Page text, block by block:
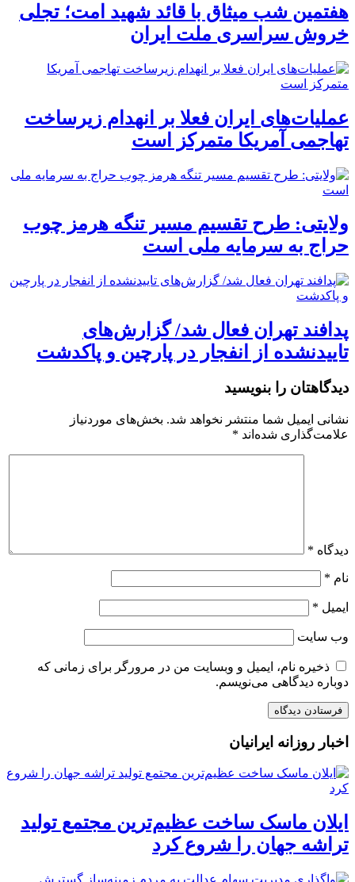
هفتمین شب میثاق با قائد شهید امت؛ تجلی
خروش سراسری ملت ایران
عملیات‌های ایران فعلا بر انهدام زیرساخت
تهاجمی آمریکا متمرکز است
ولایتی: طرح تقسیم مسیر تنگه هرمز چوب
حراج به سرمایه ملی است
پدافند تهران فعال شد/ گزارش‌های
تاییدنشده از انفجار در پارچین و پاکدشت
دیدگاهتان را بنویسید
نشانی ایمیل شما منتشر نخواهد شد. بخش‌های موردنیاز
علامت‌گذاری شده‌اند *
دیدگاه *
نام *
ایمیل *
وب‌ سایت
ذخیره نام، ایمیل و وبسایت من در مرورگر برای زمانی که
دوباره دیدگاهی می‌نویسم.
اخبار روزانه ایرانیان
ایلان ماسک ساخت عظیم‌ترین مجتمع تولید
تراشه جهان را شروع کرد